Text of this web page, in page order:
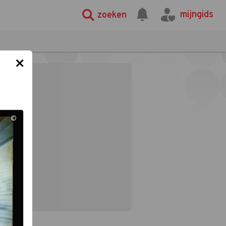
zoeken mijngids
×
©